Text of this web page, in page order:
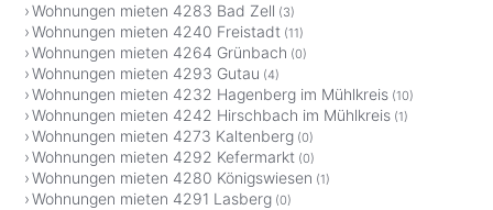
Wohnungen mieten 4283 Bad Zell (3)
Wohnungen mieten 4240 Freistadt (11)
Wohnungen mieten 4264 Grünbach (0)
Wohnungen mieten 4293 Gutau (4)
Wohnungen mieten 4232 Hagenberg im Mühlkreis (10)
Wohnungen mieten 4242 Hirschbach im Mühlkreis (1)
Wohnungen mieten 4273 Kaltenberg (0)
Wohnungen mieten 4292 Kefermarkt (0)
Wohnungen mieten 4280 Königswiesen (1)
Wohnungen mieten 4291 Lasberg (0)